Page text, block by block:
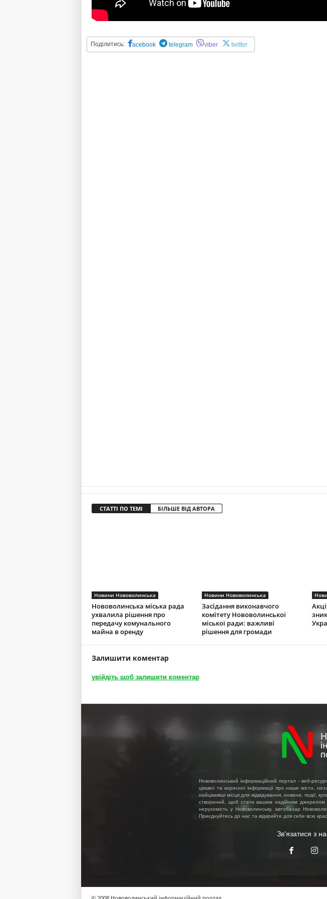
Поділитись: acebook telegram viber twitter
СТАТТІ ПО ТЕМІ БІЛЬШЕ ВІД АВТОРА
Новини Нововолинська
Нововолинська міська рада
ухвалила рішення про
передачу комунального
майна в оренду
Новини Нововолинська
Засідання виконавчого
комітету Нововолинської
міської ради: важливі
рішення для громади
Залишити коментар
увійдіть щоб залишити коментар
Нововолинський інформаційний портал - веб-
цікавої та корисної інформації про наше місто,
найцікавіші місця для відвідування, новини, події,
створений, щоб стати вашим надійним джерелом
нерухомість у Нововолинську, автобазар
Приєднуйтесь до нас та відкрийте для себе всю
Зв'язатися з